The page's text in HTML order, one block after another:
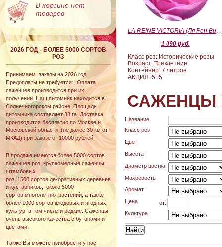
В корзине нет
товаров
2026 ГОД - БОЛЕЕ 5000 СОРТОВ
РОЗ
Принимаем заказы на 2026 год.
Предоплаты не требуется*. Оплата
саженцев производится при их
получении. Наш питомник находится в
Солнечногорском районе. Площадь
питомника составляет 38 га. Доставка
производится бесплатно по Москве и
Московской области (не далее 30 км от
МКАД) при заказе от 10000 рублей.
В продаже имеются более 5000 сортов
саженцев роз, крупномерные саженцы
штамбовых
роз, 1500 сортов декоративных деревьев
и кустарников, около 5000
сортов многолетних растений, а также
более 1000 сортов плодовых и ягодных
культур, в том числе и редкие. Саженцы
очень высокого качества с бутонами и
цветами.
Также Вы можете приобрести у нас
LA REINE VICTORIA (Ля Рен Виктория)
1 090 руб.
Класс роз: Исторические розы
Возраст: Трехлетние
Контейнер: 7 литров
АКЦИЯ: 5+5
САЖЕНЦЫ
Название
Класс роз
Цвет
Высота
Диаметр цветка
Махровость
Аромат
Цена
от:
Культура